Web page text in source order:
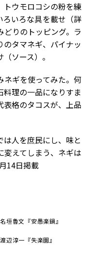
ウモロコシの粉を練
ろいろな具を載せ（詳
どりのトッピング。ラ
タマネギ、パイナッ
ソース）。
ギを使ってみた。何
料理の一品になりすま
表格のタコスが、上品
人を庶民にし、味と
変えてしまう、ネギは
14日掲載
魯文『安愚楽鍋』
辺淳一『失楽園』